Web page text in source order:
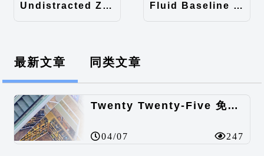
Undistracted Zen主题汉化包 Fluid Baseline Grid主题汉化包
最新文章 同类文章
Twenty Twenty-Five 免费的WordPress内容主题
04/07 247